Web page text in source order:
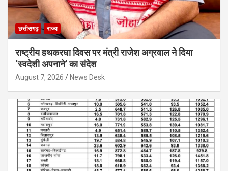
छत्तीसगढ़ राज्य
राष्ट्रीय हथकरघा दिवस पर मंत्री राजेश अग्रवाल ने दिया
‘स्वदेशी अपनाने’ का संदेश
August 7, 2026 News Desk